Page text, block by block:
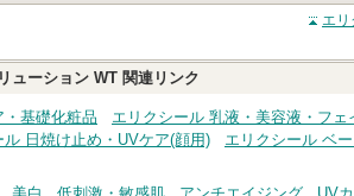
エリ
ューション WT 関連リンク
基礎化粧品 エリクシール 乳液・美容液・フェ
ル 日焼け止め・UVケア(顔用) エリクシール ベ